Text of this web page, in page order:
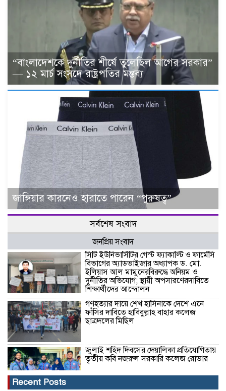
“বাংলাদেশকে দুর্নীতির শীর্ষে তুলেছিল আগের সরকার”
— ১২ মার্চ সংসদে রাষ্ট্রপতির মন্তব্য
জাঙ্গিয়ার কারনেও হারাতে পারেন “পুরুষত্ব”
সর্বশেষ সংবাদ
জনপ্রিয় সংবাদ
সিটি ইউনিভার্সিটির গেস্ট ফ্যাকাল্টি ও ফার্মেসি
বিভাগের অ্যাডভাইজার অধ্যাপক ড. মো.
ইলিয়াস আল মামুনেরবিরুদ্ধে অনিয়ম ও
দুর্নীতির অভিযোগ; স্থায়ী অপসারণেরদাবিতে
শিক্ষার্থীদের আন্দোলন
গণহত্যার দায়ে শেখ হাসিনাকে দেশে এনে
ফাঁসির দাবিতে হাবিবুল্লাহ বাহার কলেজ
ছাত্রদলের মিছিল
জুলাই শহিদ দিবসের দেয়ালিকা প্রতিযোগিতায়
তৃতীয় কবি নজরুল সরকারি কলেজ রোভার
Recent Posts